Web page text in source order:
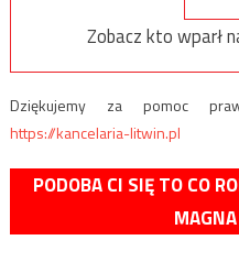
Zobacz kto wparł
Dziękujemy za pomoc
https://kancelaria-litwin.pl
PODOBA CI SIĘ TO CO